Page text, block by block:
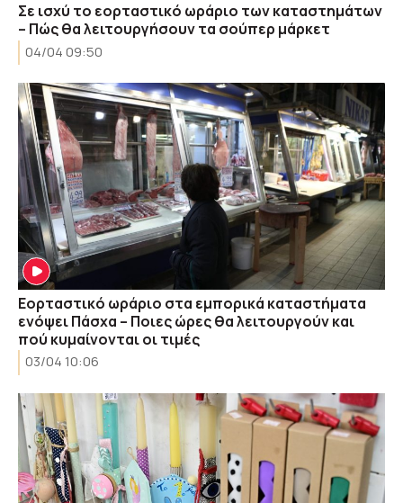
Σε ισχύ το εορταστικό ωράριο των καταστημάτων
– Πώς θα λειτουργήσουν τα σούπερ μάρκετ
04/04 09:50
Εορταστικό ωράριο στα εμπορικά καταστήματα
ενόψει Πάσχα – Ποιες ώρες θα λειτουργούν και
πού κυμαίνονται οι τιμές
03/04 10:06